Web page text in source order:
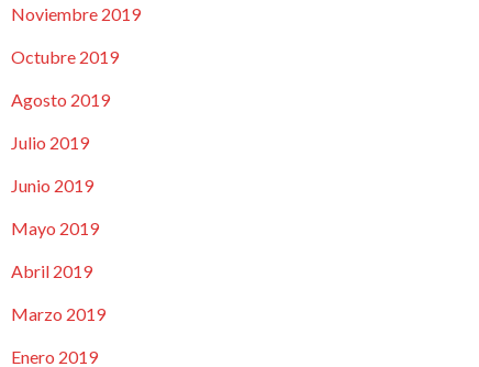
Noviembre 2019
Octubre 2019
Agosto 2019
Julio 2019
Junio 2019
Mayo 2019
Abril 2019
Marzo 2019
Enero 2019